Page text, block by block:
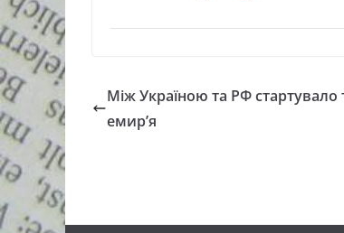
Між Україною та РФ стартувало
емир’я